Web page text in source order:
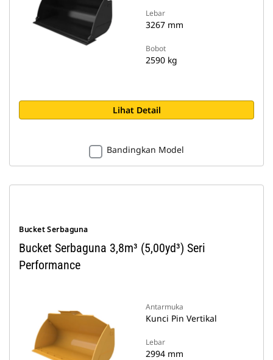
Lebar
3267 mm
Bobot
2590 kg
Lihat Detail
Bandingkan Model
Bucket Serbaguna
Bucket Serbaguna 3,8m³ (5,00yd³) Seri
Performance
Antarmuka
Kunci Pin Vertikal
Lebar
2994 mm